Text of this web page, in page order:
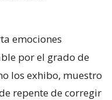
emociones
por el grado de
los exhibo, muestro
repente de corregir